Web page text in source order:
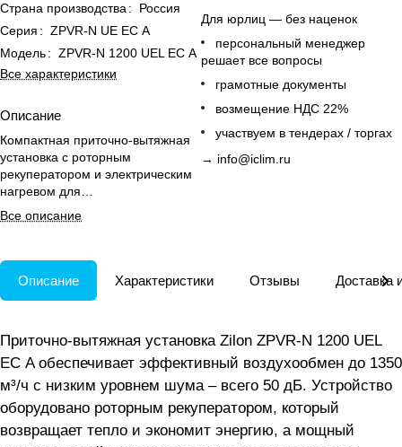
Страна производства :
Россия
Серия : ZPVR-N UE ЕС A
Модель: ZPVR-N 1200 UEL ЕС A
Все характеристики
Описание
Компактная приточно-вытяжная
установка с роторным
рекуператором и электрическим
нагревом для
энергоэффективной вентиляции
помещений.
Все описание
Для юрлиц — без наценок
персональный менеджер
решает все вопросы
грамотные документы
возмещение НДС 22%
участвуем в тендерах / торгах
→ info@iclim.ru
Описание Характеристики Отзывы Доставка
Приточно-вытяжная установка Zilon ZPVR-N 1200 UEL
ЕС A обеспечивает эффективный воздухообмен до 1350
м³/ч с низким уровнем шума – всего 50 дБ. Устройство
оборудовано роторным рекуператором, который
возвращает тепло и экономит энергию, а мощный